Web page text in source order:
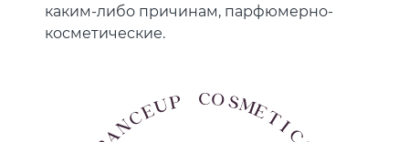
каким-либо причинам, парфюмерно-
косметические.